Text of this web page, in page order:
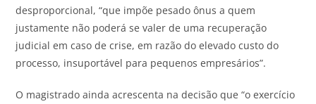
desproporcional, “que impõe pesado ônus a quem
justamente não poderá se valer de uma recuperação
judicial em caso de crise, em razão do elevado custo do
processo, insuportável para pequenos empresários”.
O magistrado ainda acrescenta na decisão que “o exercício